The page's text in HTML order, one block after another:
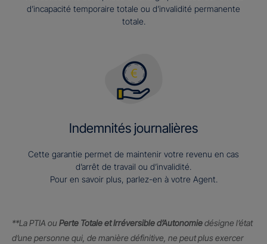
d’incapacité temporaire totale ou d’invalidité permanente
totale.
Indemnités journalières
Cette garantie permet de maintenir votre revenu en cas
d’arrêt de travail ou d’invalidité.
Pour en savoir plus, parlez-en à votre Agent.
**La PTIA ou Perte Totale et Irréversible d’Autonomiedésigne l’état
d’une personne qui, de manière définitive, ne peut plus exercer